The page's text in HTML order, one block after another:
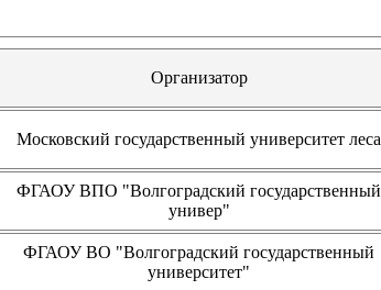
Организатор
Московский государственный университет леса
ФГАОУ ВПО "Волгоградский государственный
универ"
ФГАОУ ВО "Волгоградский государственный
университет"